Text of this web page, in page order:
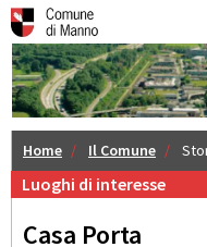
Home Il Comune
Luoghi di interesse
Casa Porta